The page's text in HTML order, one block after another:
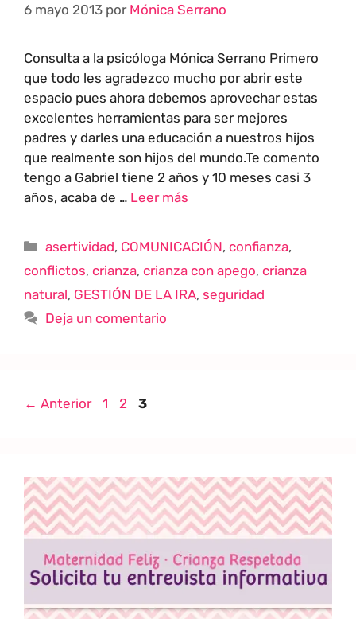
6 mayo 2013 por Mónica Serrano
Consulta a la psicóloga Mónica Serrano Primero
que todo les agradezco mucho por abrir este
espacio pues ahora debemos aprovechar estas
excelentes herramientas para ser mejores
padres y darles una educación a nuestros hijos
que realmente son hijos del mundo.Te comento
tengo a Gabriel tiene 2 años y 10 meses casi 3
años, acaba de … Leer más
asertividad, COMUNICACIÓN,confianza,
conflictos, crianza, crianza con apego, crianza
natural, GESTIÓN DE LA IRA, seguridad
Deja un comentario
← Anterior 1 2 3